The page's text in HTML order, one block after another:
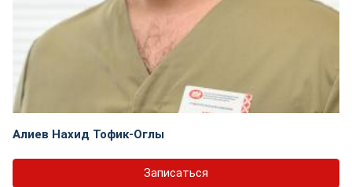
Алиев Нахид Тофик-Оглы
Записаться